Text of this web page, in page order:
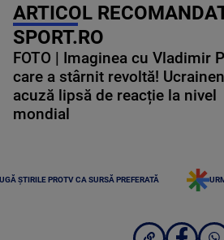
ARTICOL
SPORT.RO
FOTO | Imaginea cu Vladimir
care a stârnit revoltă!
acuză lipsă de reacție la nivel
mondial
ȘTIRILE PROTV CA SURSĂ PREFERATĂ